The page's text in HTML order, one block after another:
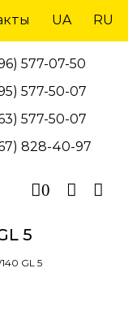
UA RU
577-07-50
577-50-07
577-50-07
828-40-97
0
5
GL 5